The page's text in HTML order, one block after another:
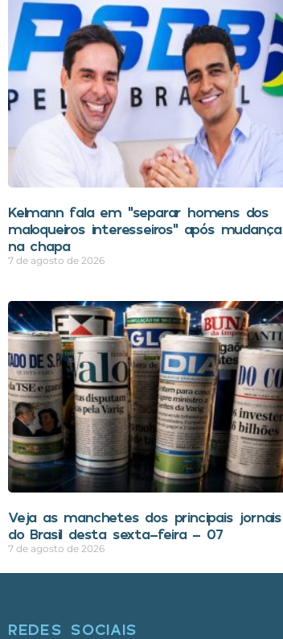
Kelmann fala em “separar homens dos
maloqueiros interesseiros” após mudança
na chapa
7 de agosto de 2026
Veja as manchetes dos principais jornais
do Brasil desta sexta-feira – 07
7 de agosto de 2026
REDES SOCIAIS